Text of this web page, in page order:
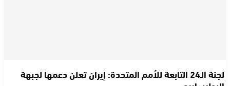
لجنة الـ24 التابعة للأمم المتحدة: إيران تعلن دعمها لجبهة